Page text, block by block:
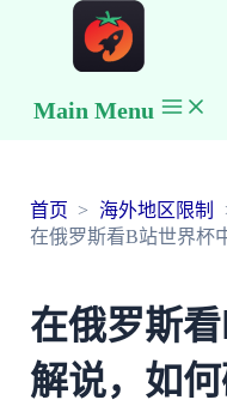
Main Menu
首页
海外地区限制
在俄罗斯看B站世界杯
在俄罗斯
解说，如何